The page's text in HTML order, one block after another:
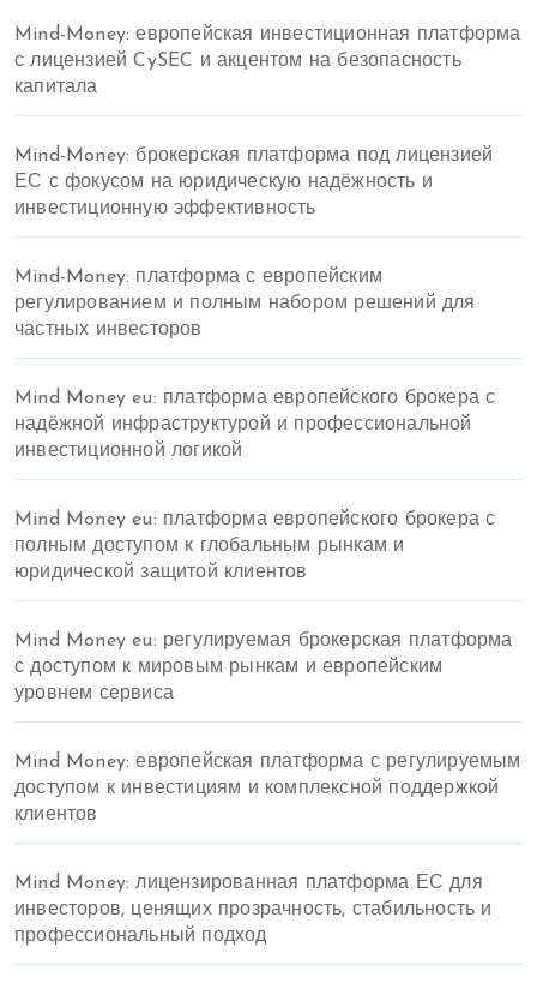
Mind-Money: европейская инвестиционная платформа
с лицензией CySEC и акцентом на безопасность
капитала
Mind-Money: брокерская платформа под лицензией
ЕС с фокусом на юридическую надёжность и
инвестиционную эффективность
Mind-Money: платформа с европейским
регулированием и полным набором решений для
частных инвесторов
Mind Money eu: платформа европейского брокера с
надёжной инфраструктурой и профессиональной
инвестиционной логикой
Mind Money eu: платформа европейского брокера с
полным доступом к глобальным рынкам и
юридической защитой клиентов
Mind Money eu: регулируемая брокерская платформа
с доступом к мировым рынкам и европейским
уровнем сервиса
Mind Money: европейская платформа с регулируемым
доступом к инвестициям и комплексной поддержкой
клиентов
Mind Money: лицензированная платформа ЕС для
инвесторов, ценящих прозрачность, стабильность и
профессиональный подход